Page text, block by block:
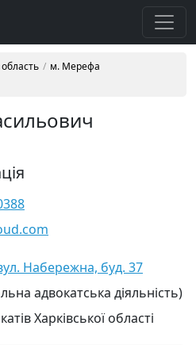
область
м. Мерефа
Набережна, буд. 37
адвокатська діяльність)
Харківської області